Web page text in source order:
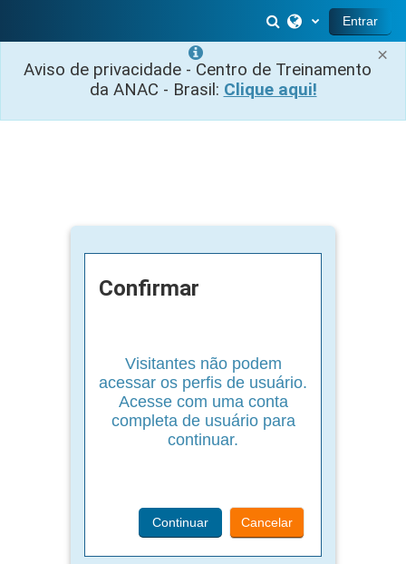
×
Aviso de privacidade - Centro de Treinamento
da ANAC - Brasil: Clique aqui!
Alternar entrada
Entrar
Confirmar
Visitantes não podem
acessar os perfis de usuário.
Acesse com uma conta
completa de usuário para
continuar.
Continuar Cancelar